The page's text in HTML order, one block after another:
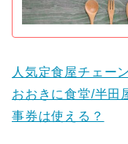
人気定食屋チェー
おおきに食堂/半田
事券は使える？